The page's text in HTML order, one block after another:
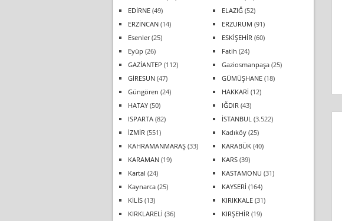
EDİRNE (49) ELAZIĞ (52)
ERZİNCAN (14) ERZURUM (91)
Esenler(25) ESKİŞEHİR (60)
Eyüp (26) Fatih (24)
GAZİANTEP (112) Gaziosmanpaşa (25)
GİRESUN (47) GÜMÜŞHANE (18)
Güngören (24) HAKKARİ (12)
HATAY (50) IĞDIR (43)
ISPARTA (82) İSTANBUL (3.522)
İZMİR (551) Kadıköy (25)
KAHRAMANMARAŞ (33) KARABÜK (40)
KARAMAN (19) KARS (39)
Kartal (24) KASTAMONU (31)
Kaynarca (25) KAYSERİ (164)
KİLİS (13) KIRIKKALE (31)
KIRKLARELİ (36) KIRŞEHİR (19)